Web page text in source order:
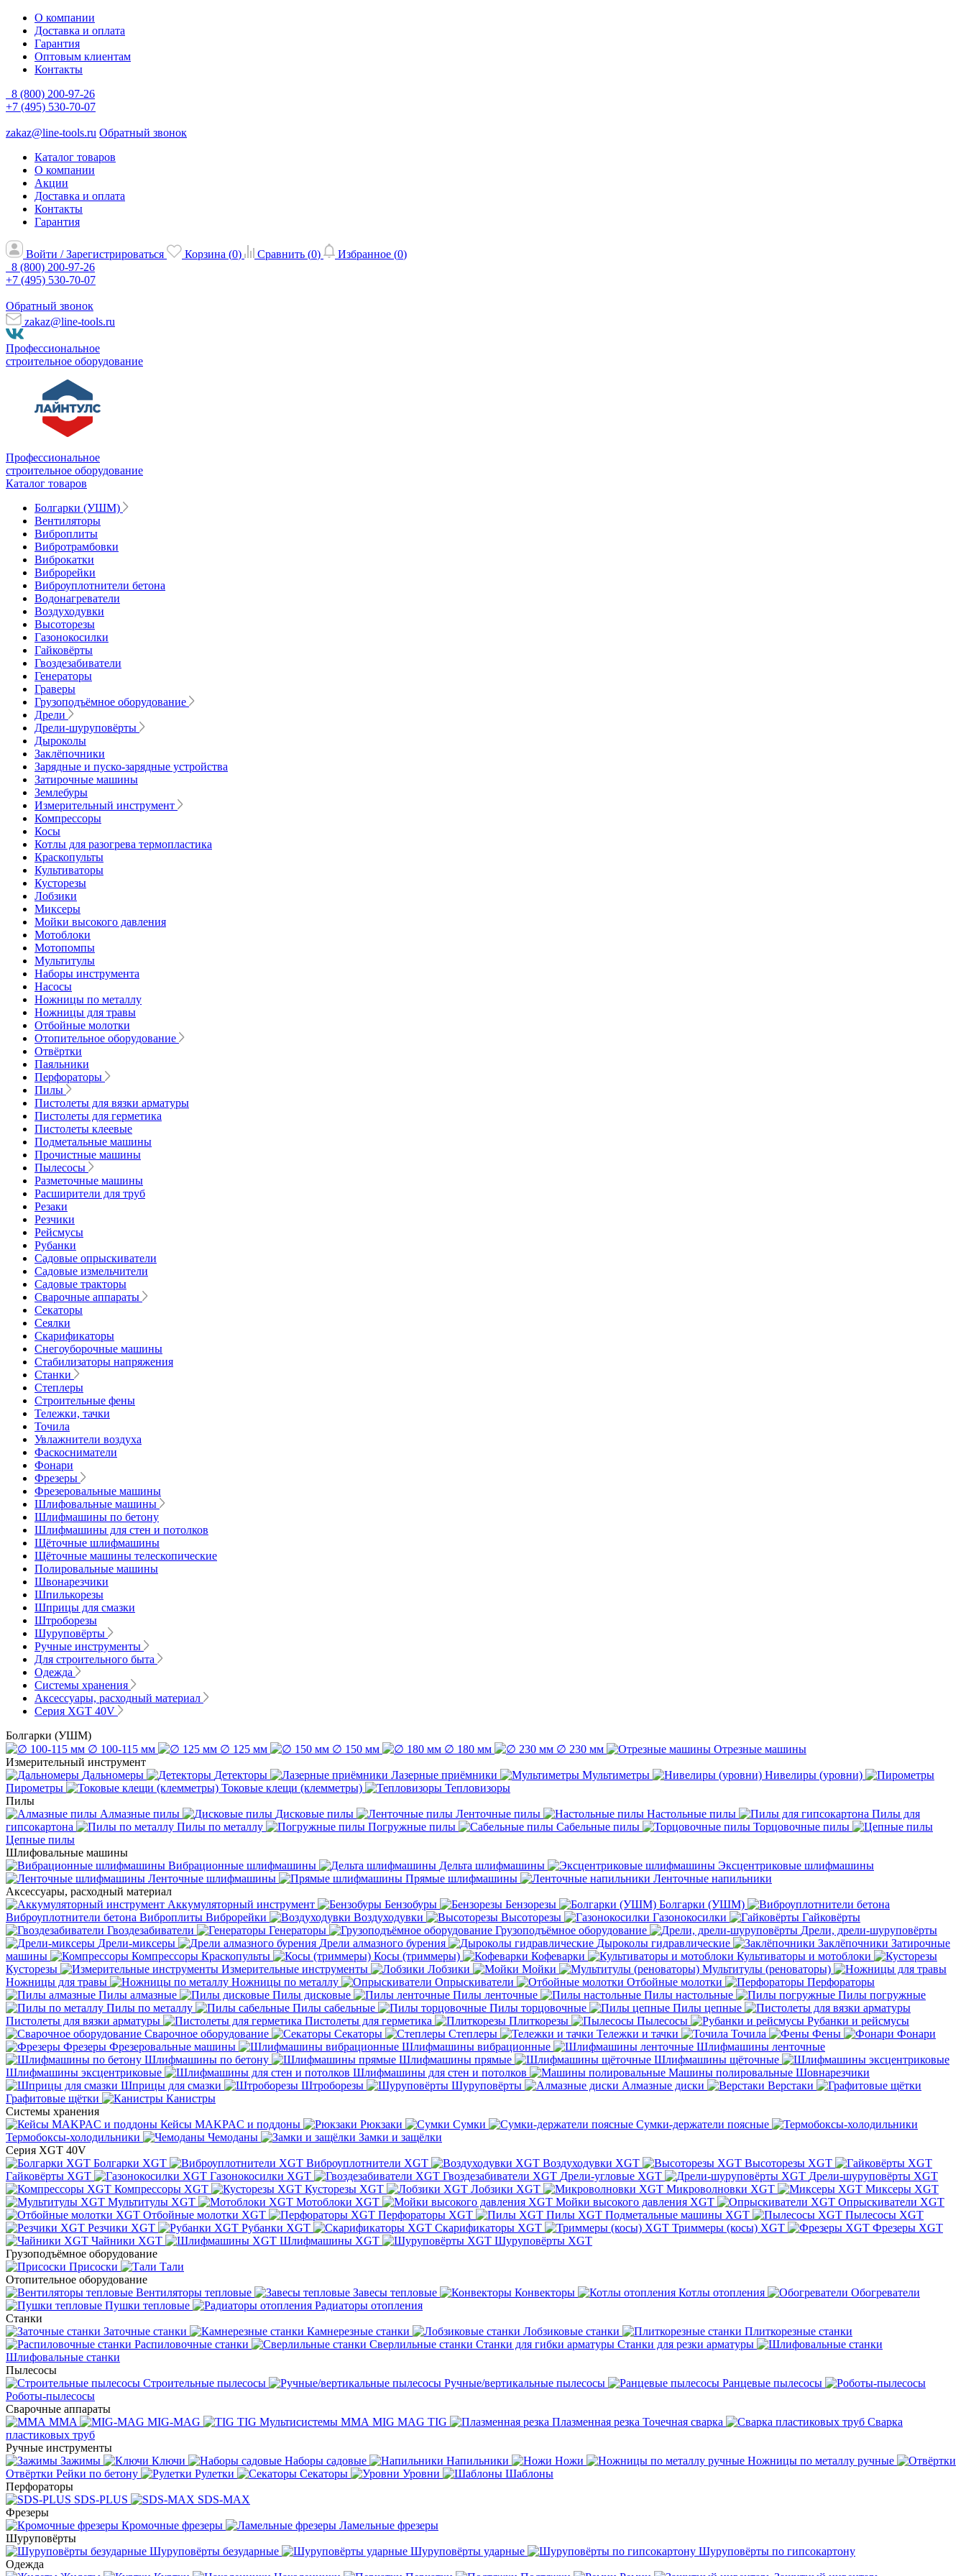
О компании
Доставка и оплата
Гарантия
Оптовым клиентам
Контакты
8 (800) 200-97-26
+7 (495) 530-70-07
zakaz@line-tools.ru Обратный звонок
Каталог товаров
О компании
Акции
Доставка и оплата
Контакты
Гарантия
Войти / Зарегистрироваться Корзина (0) Сравнить (0) Избранное (0)
8 (800) 200-97-26
+7 (495) 530-70-07
Обратный звонок
zakaz@line-tools.ru
Профессиональное
строительное оборудование
Профессиональное
строительное оборудование
Каталог товаров
Болгарки (УШМ)
Вентиляторы
Виброплиты
Вибротрамбовки
Виброкатки
Виброрейки
Виброуплотнители бетона
Водонагреватели
Воздуходувки
Высоторезы
Газонокосилки
Гайковёрты
Гвоздезабиватели
Генераторы
Граверы
Грузоподъёмное оборудование
Дрели
Дрели-шуруповёрты
Дыроколы
Заклёпочники
Зарядные и пуско-зарядные устройства
Затирочные машины
Землебуры
Измерительный инструмент
Компрессоры
Косы
Котлы для разогрева термопластика
Краскопульты
Культиваторы
Кусторезы
Лобзики
Миксеры
Мойки высокого давления
Мотоблоки
Мотопомпы
Мультитулы
Наборы инструмента
Насосы
Ножницы по металлу
Ножницы для травы
Отбойные молотки
Отопительное оборудование
Отвёртки
Паяльники
Перфораторы
Пилы
Пистолеты для вязки арматуры
Пистолеты для герметика
Пистолеты клеевые
Подметальные машины
Прочистные машины
Пылесосы
Разметочные машины
Расширители для труб
Резаки
Резчики
Рейсмусы
Рубанки
Садовые опрыскиватели
Садовые измельчители
Садовые тракторы
Сварочные аппараты
Секаторы
Сеялки
Скарификаторы
Снегоуборочные машины
Стабилизаторы напряжения
Станки
Степлеры
Строительные фены
Тележки, тачки
Точила
Увлажнители воздуха
Фаскосниматели
Фонари
Фрезеры
Фрезеровальные машины
Шлифовальные машины
Шлифмашины по бетону
Шлифмашины для стен и потолков
Щёточные шлифмашины
Щёточные машины телескопические
Полировальные машины
Швонарезчики
Шпилькорезы
Шприцы для смазки
Штроборезы
Шуруповёрты
Ручные инструменты
Для строительного быта
Одежда
Системы хранения
Аксессуары, расходный материал
Серия XGT 40V
Болгарки (УШМ)
∅ 100-115 мм
∅ 125 мм ∅ 150 мм ∅ 180 мм ∅ 230 мм
Отрезные машины
Измерительный инструмент
Дальномеры
Детекторы Лазерные приёмники Мультиметры
Нивелиры (уровни)
Пирометры
Токовые клещи (клемметры)
Тепловизоры
Пилы
Алмазные пилы
Дисковые пилы Ленточные пилы Настольные пилы
Пилы для
гипсокартона
Пилы по металлу Погружные пилы Сабельные пилы
Торцовочные пилы
Цепные пилы
Шлифовальные машины
Вибрационные шлифмашины
Дельта шлифмашины
Эксцентриковые шлифмашины
Ленточные шлифмашины
Прямые шлифмашины
Ленточные напильники
Аксессуары, расходный материал
Аккумуляторный инструмент
Бензобуры Бензорезы
Болгарки (УШМ)
Виброуплотнители бетона Виброплиты Виброрейки Воздуходувки Высоторезы Газонокосилки
Гайковёрты
Гвоздезабиватели
Генераторы Грузоподъёмное оборудование
Дрели, дрели-шуруповёрты
Дрели-миксеры
Дрели алмазного бурения Дыроколы гидравлические Заклёпочники Затирочные
машины
Компрессоры Краскопульты Косы (триммеры) Кофеварки
Культиваторы и мотоблоки
Кусторезы
Измерительные инструменты Лобзики Мойки
Мультитулы (реноваторы)
Ножницы для травы
Ножницы по металлу Опрыскиватели Отбойные молотки
Перфораторы
Пилы алмазные
Пилы дисковые Пилы ленточные Пилы настольные
Пилы погружные
Пилы по металлу
Пилы сабельные Пилы торцовочные
Пилы цепные
Пистолеты для вязки арматуры
Пистолеты для герметика Плиткорезы Пылесосы
Рубанки и рейсмусы
Сварочное оборудование
Секаторы Степлеры Тележки и тачки Точила Фены
Фонари
Фрезеры Фрезеровальные машины Шлифмашины вибрационные
Шлифмашины ленточные
Шлифмашины по бетону
Шлифмашины прямые
Шлифмашины щёточные
Шлифмашины эксцентриковые
Шлифмашины для стен и потолков Машины полировальные Шовнарезчики
Шприцы для смазки
Штроборезы Шуруповёрты Алмазные диски
Верстаки
Графитовые щётки
Канистры
Системы хранения
Кейсы MAKPAC и поддоны
Рюкзаки Сумки
Сумки-держатели поясные
Термобоксы-холодильники
Чемоданы
Замки и защёлки
Серия XGT 40V
Болгарки XGT
Виброуплотнители XGT Воздуходувки XGT
Высоторезы XGT
Гайковёрты XGT
Газонокосилки XGT Гвоздезабиватели XGT Дрели-угловые XGT
Дрели-шуруповёрты XGT
Компрессоры XGT
Кусторезы XGT Лобзики XGT Микроволновки XGT
Миксеры XGT
Мультитулы XGT
Мотоблоки XGT Мойки высокого давления XGT
Опрыскиватели XGT
Отбойные молотки XGT
Перфораторы XGT Пилы XGT Подметальные машины XGT
Пылесосы XGT
Резчики XGT
Рубанки XGT Скарификаторы XGT Триммеры (косы) XGT
Фрезеры XGT
Чайники XGT
Шлифмашины XGT
Шуруповёрты XGT
Грузоподъёмное оборудование
Присоски
Тали
Отопительное оборудование
Вентиляторы тепловые
Завесы тепловые Конвекторы Котлы отопления
Обогреватели
Пушки тепловые
Радиаторы отопления
Станки
Заточные станки
Камнерезные станки Лобзиковые станки
Плиткорезные станки
Распиловочные станки
Сверлильные станки Станки для гибки арматуры Станки для резки арматуры
Шлифовальные станки
Пылесосы
Строительные пылесосы
Ручные/вертикальные пылесосы
Ранцевые пылесосы
Роботы-пылесосы
Сварочные аппараты
MMA
MIG-MAG TIG Мультисистемы ММА MIG MAG TIG Плазменная резка Точечная сварка
Cварка
пластиковых труб
Ручные инструменты
Зажимы
Ключи Наборы садовые Напильники Ножи
Ножницы по металлу ручные
Отвёртки Рейки по бетону Рулетки Секаторы Уровни
Шаблоны
Перфораторы
SDS-PLUS
SDS-MAX
Фрезеры
Кромочные фрезеры
Ламельные фрезеры
Шуруповёрты
Шуруповёрты безударные
Шуруповёрты ударные
Шуруповёрты по гипсокартону
Одежда